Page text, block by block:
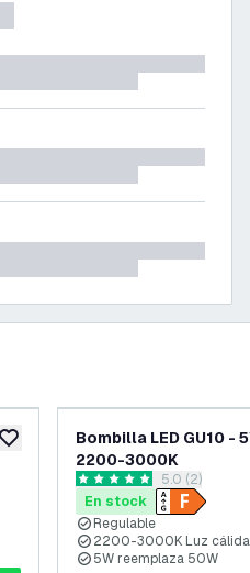
añadir a lista de deseos
Bombilla LED GU10 -
2200-3000K
abrir el
5 estrellas de puntuación
5.0 (2)
En stock
Regulable
2200-3000K Luz cálida
5W reemplaza 50W